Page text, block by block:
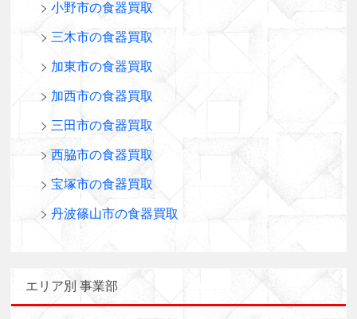
小野市の食器買取
三木市の食器買取
加東市の食器買取
加西市の食器買取
三田市の食器買取
西脇市の食器買取
宝塚市の食器買取
丹波篠山市の食器買取
エリア別 事業部